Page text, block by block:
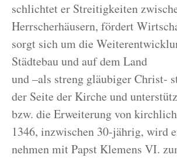
schlichtet er Streitigkeiten
Herrscherhäusern, fördert
sorgt sich um die
Städtebau und auf dem Land
und –als streng gläubiger Christ-
der Seite der Kirche und
bzw. die Erweiterung von
1346, inzwischen 30-jährig, wird
nehmen mit Papst Klemens VI.